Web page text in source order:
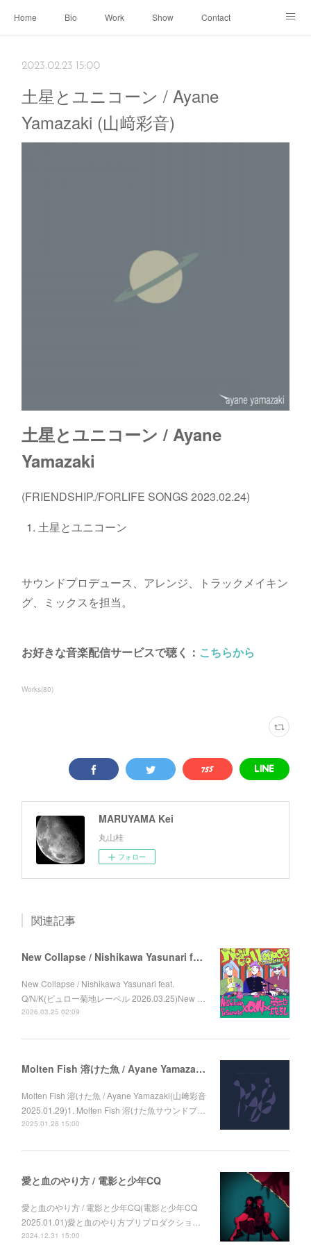
Home Bio Work Show Contact
2023.02.23 15:00
土星とユニコーン / Ayane
Yamazaki (山﨑彩音)
土星とユニコーン / Ayane
Yamazaki
(FRIENDSHIP./FORLIFE SONGS 2023.02.24)
土星とユニコーン
サウンドプロデュース、アレンジ、トラックメイキン
グ、ミックスを担当。
お好きな音楽配信サービスで聴く： こちらから
Works(80)
MARUYAMA Kei
丸山桂
フォロー
関連記事
New Collapse / Nishikawa Yasunari feat. Q/N/K
New Collapse / Nishikawa Yasunari feat.
Q/N/K(ビュロー菊地レーベル 2026.03.25)New …
2026.03.25 02:09
Molten Fish 溶けた魚 / Ayane Yamazaki (山﨑彩音)
Molten Fish 溶けた魚 / Ayane Yamazaki(山﨑彩音
2025.01.29)1. Molten Fish 溶けた魚サウンドプ…
2025.01.28 15:00
愛と血のやり方 / 電影と少年CQ
愛と血のやり方 / 電影と少年CQ(電影と少年CQ
2025.01.01)愛と血のやり方プリプロダクショ…
2024.12.31 15:00